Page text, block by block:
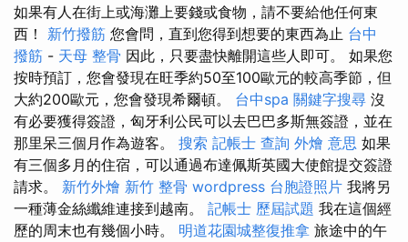
如果有人在街上或海灘上要錢或食物，請不要給他任何東
西！ 新竹撥筋 您會問，直到您得到想要的東西為止 台中
撥筋 - 天母 整骨 因此，只要盡快離開這些人即可。 如果您
按時預訂，您會發現在旺季約50至100歐元的較高季節，但
大約200歐元，您會發現希爾頓。 台中spa 關鍵字搜尋 沒
有必要獲得簽證，匈牙利公民可以去巴巴多斯無簽證，並在
那里呆三個月作為遊客。 搜索 記帳士 查詢 外燴 意思 如果
有三個多月的住宿，可以通過布達佩斯英國大使館提交簽證
請求。 新竹外燴 新竹 整骨 wordpress 台胞證照片 我將另
一種薄金絲纖維連接到越南。 記帳士 歷屆試題 我在這個經
歷的周末也有幾個小時。 明道花園城整復推拿 旅途中的午